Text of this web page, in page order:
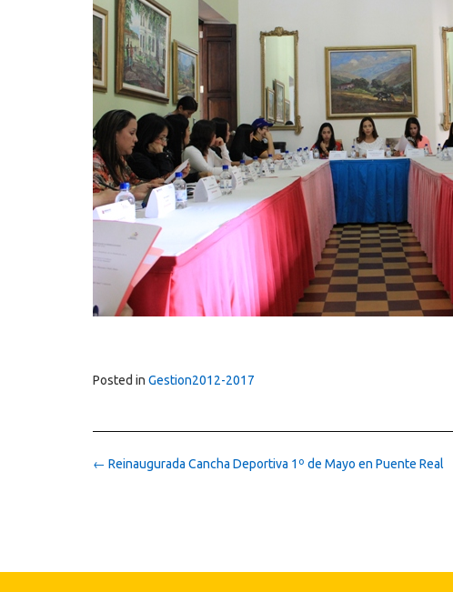
Posted in Gestion2012-2017
Post
← Reinaugurada Cancha Deportiva 1º de Mayo en Puente Real